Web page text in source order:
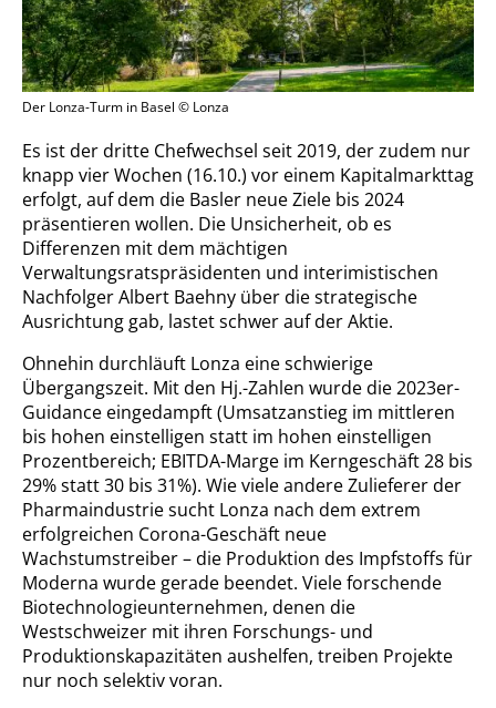
Der Lonza-Turm in Basel © Lonza
Es ist der dritte Chefwechsel seit 2019, der zudem nur
knapp vier Wochen (16.10.) vor einem Kapitalmarkttag
erfolgt, auf dem die Basler neue Ziele bis 2024
präsentieren wollen. Die Unsicherheit, ob es
Differenzen mit dem mächtigen
Verwaltungsratspräsidenten und interimistischen
Nachfolger Albert Baehny über die strategische
Ausrichtung gab, lastet schwer auf der Aktie.
Ohnehin durchläuft Lonza eine schwierige
Übergangszeit. Mit den Hj.-Zahlen wurde die 2023er-
Guidance eingedampft (Umsatzanstieg im mittleren
bis hohen einstelligen statt im hohen einstelligen
Prozentbereich; EBITDA-Marge im Kerngeschäft 28 bis
29% statt 30 bis 31%). Wie viele andere Zulieferer der
Pharmaindustrie sucht Lonza nach dem extrem
erfolgreichen Corona-Geschäft neue
Wachstumstreiber – die Produktion des Impfstoffs für
Moderna wurde gerade beendet. Viele forschende
Biotechnologieunternehmen, denen die
Westschweizer mit ihren Forschungs- und
Produktionskapazitäten aushelfen, treiben Projekte
nur noch selektiv voran.